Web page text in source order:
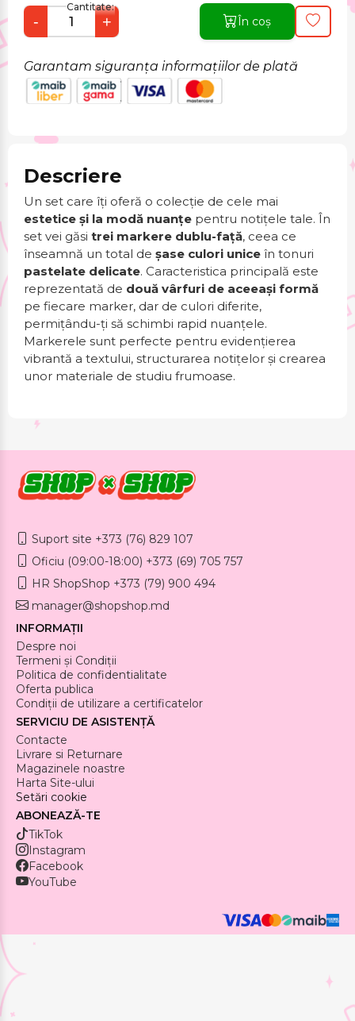
Cantitate:
- + În coș
Garantam siguranța informațiilor de plată
Descriere
Un set care îți oferă o colecție de cele mai
estetice și la modă nuanțe pentru notițele tale. În
set vei găsi trei markere dublu-față, ceea ce
înseamnă un total de șase culori unice în tonuri
pastelate delicate. Caracteristica principală este
reprezentată de două vârfuri de aceeași formă
pe fiecare marker, dar de culori diferite,
permițându-ți să schimbi rapid nuanțele.
Markerele sunt perfecte pentru evidențierea
vibrantă a textului, structurarea notițelor și crearea
unor materiale de studiu frumoase.
Suport site +373 (76) 829 107
Oficiu (09:00-18:00) +373 (69) 705 757
HR ShopShop +373 (79) 900 494
manager@shopshop.md
INFORMAȚII
Despre noi
Termeni și Condiții
Politica de confidentialitate
Oferta publica
Condiții de utilizare a certificatelor
SERVICIU DE ASISTENȚĂ
Contacte
Livrare si Returnare
Magazinele noastre
Harta Site-ului
Setări cookie
ABONEAZĂ-TE
TikTok
Instagram
Facebook
YouTube